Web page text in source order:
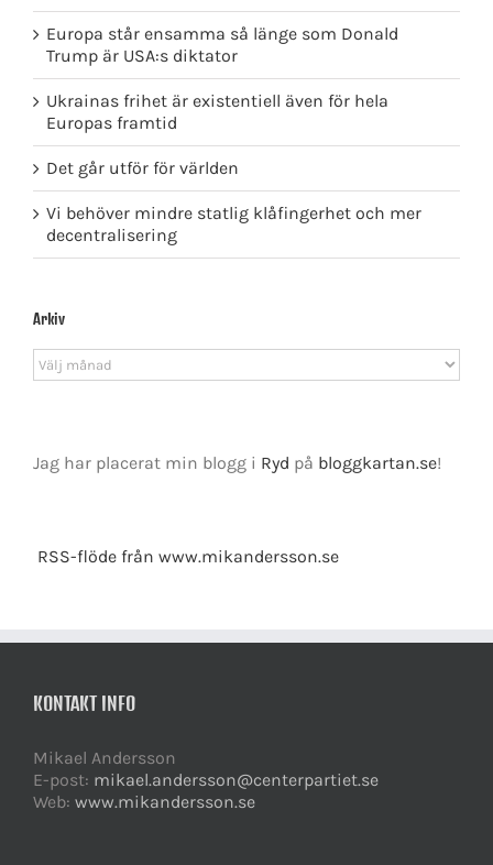
Europa står ensamma så länge som Donald
Trump är USA:s diktator
Ukrainas frihet är existentiell även för hela
Europas framtid
Det går utför för världen
Vi behöver mindre statlig klåfingerhet och mer
decentralisering
Arkiv
Arkiv
Jag har placerat min blogg i Ryd på bloggkartan.se!
RSS-flöde från www.mikandersson.se
KONTAKT INFO
Mikael Andersson
E-post: mikael.andersson@centerpartiet.se
Web: www.mikandersson.se